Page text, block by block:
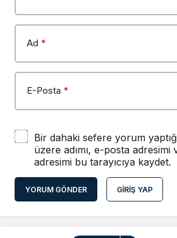
Ad *
E-Posta *
Bir dahaki sefere yorum
üzere adımı, e-posta adresimi
adresimi bu tarayıcıya kaydet.
YORUM GÖNDER GIRIŞ YAP